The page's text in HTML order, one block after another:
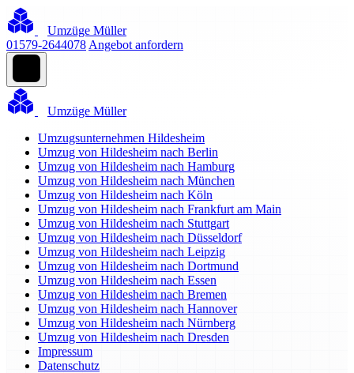
Umzüge Müller
01579-2644078 Angebot anfordern
Umzüge Müller
Umzugsunternehmen Hildesheim
Umzug von Hildesheim nach Berlin
Umzug von Hildesheim nach Hamburg
Umzug von Hildesheim nach München
Umzug von Hildesheim nach Köln
Umzug von Hildesheim nach Frankfurt am Main
Umzug von Hildesheim nach Stuttgart
Umzug von Hildesheim nach Düsseldorf
Umzug von Hildesheim nach Leipzig
Umzug von Hildesheim nach Dortmund
Umzug von Hildesheim nach Essen
Umzug von Hildesheim nach Bremen
Umzug von Hildesheim nach Hannover
Umzug von Hildesheim nach Nürnberg
Umzug von Hildesheim nach Dresden
Impressum
Datenschutz